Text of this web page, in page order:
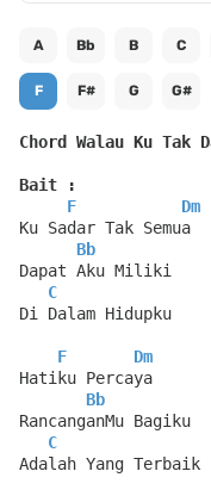
A Bb B C
F F# G G#
Chord Walau Ku Tak
Bait :
F
Dm
Ku Sadar Tak Semua
Bb
Dapat Aku Miliki
C
Di Dalam Hidupku
F
Dm
Hatiku Percaya
Bb
RancanganMu Bagiku
C
Adalah Yang Terbaik